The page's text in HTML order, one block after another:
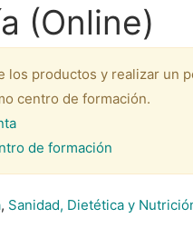
(Online)
los productos y realizar un
centro de formación.
de formación
, Sanidad, Dietética y